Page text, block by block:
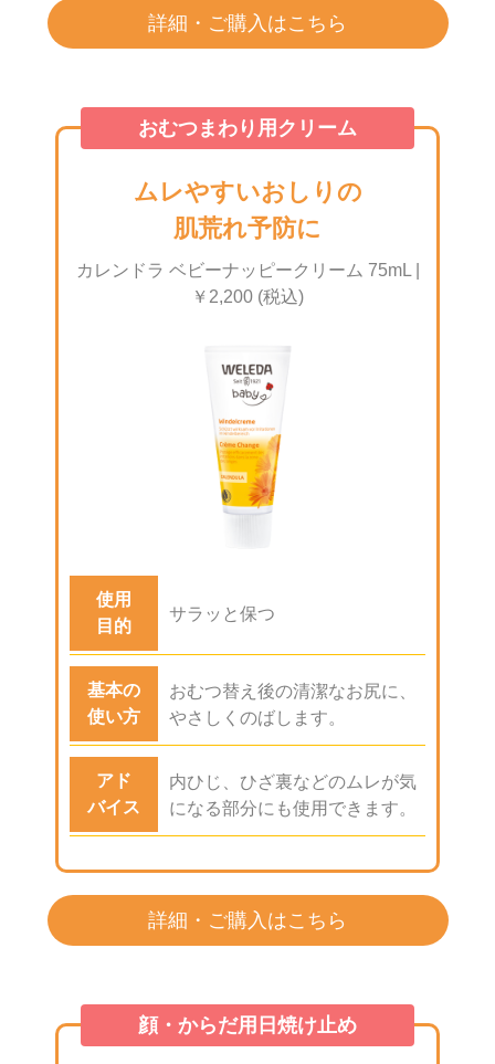
詳細・ご購入はこちら
おむつまわり用クリーム
ムレやすいおしりの
肌荒れ予防に
カレンドラ ベビーナッピークリーム 75mL |
￥2,200 (税込)
使用
目的
サラッと保つ
基本の
使い方
おむつ替え後の清潔なお尻に、
やさしくのばします。
アド
バイス
内ひじ、ひざ裏などのムレが気
になる部分にも使用できます。
詳細・ご購入はこちら
顔・からだ用日焼け止め